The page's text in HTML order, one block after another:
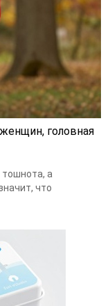
головная
тошнота, а
что